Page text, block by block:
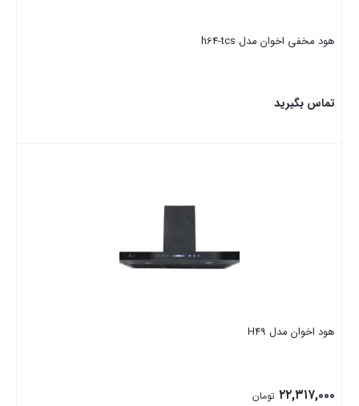
هود مخفی اخوان مدل h64-tcs
تماس بگیرید
هود اخوان مدل H49
۲۲,۳۱۷,۰۰۰ تومان